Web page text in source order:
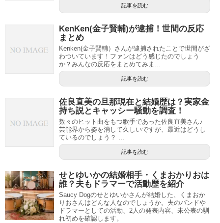
記事を読む
KenKen(金子賢輔)が逮捕！世間の反応
まとめ
Kenken(金子賢輔）さんが逮捕されたことで世間がざ
わついています！ファンはどう感じたのでしょう
か？みんなの反応をまとめてみま...
記事を読む
佐良直美の旦那現在と結婚歴は？実家金
持ち説とキャッシー騒動を調査！
数々のヒット曲をもつ歌手であった佐良直美さん♪
芸能界から姿を消して久しいですが、最近はどうし
ているのでしょう？ ...
記事を読む
せとゆいかの結婚相手・くまおかりおは
誰？夫もドラマーで活動歴を紹介
Saucy Dogのせとゆいかさんが結婚した、くまおか
りおさんはどんな人なのでしょうか。夫のバンドや
ドラマーとしての活動、2人の発表内容、未公表の馴
れ初めを確認します。